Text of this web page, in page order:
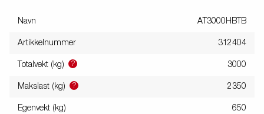
Navn AT3000HBTB
Artikkelnummer 312404
Totalvekt (kg) ? 3000
Makslast (kg) ? 2350
Egenvekt (kg) 650